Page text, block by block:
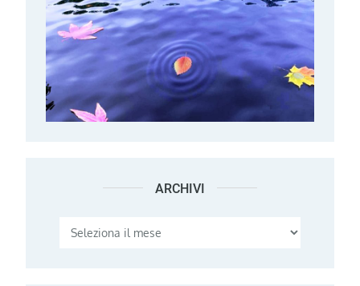
ARCHIVI Archivi